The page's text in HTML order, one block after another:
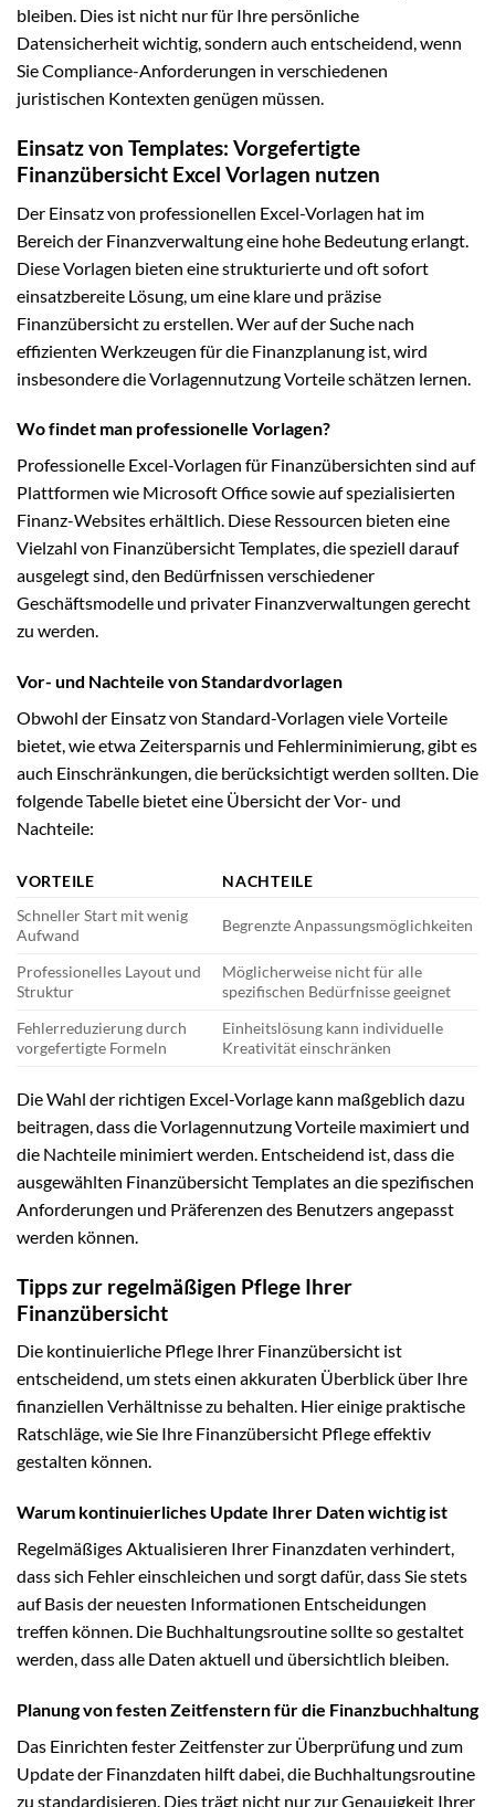
bleiben. Dies ist nicht nur für Ihre persönliche
Datensicherheit wichtig, sondern auch entscheidend, wenn
Sie Compliance-Anforderungen in verschiedenen
juristischen Kontexten genügen müssen.
Einsatz von Templates: Vorgefertigte
Finanzübersicht Excel Vorlagen nutzen
Der Einsatz von professionellen Excel-Vorlagen hat im
Bereich der Finanzverwaltung eine hohe Bedeutung erlangt.
Diese Vorlagen bieten eine strukturierte und oft sofort
einsatzbereite Lösung, um eine klare und präzise
Finanzübersicht zu erstellen. Wer auf der Suche nach
effizienten Werkzeugen für die Finanzplanung ist, wird
insbesondere die Vorlagennutzung Vorteile schätzen lernen.
Wo findet man professionelle Vorlagen?
Professionelle Excel-Vorlagen für Finanzübersichten sind auf
Plattformen wie Microsoft Office sowie auf spezialisierten
Finanz-Websites erhältlich. Diese Ressourcen bieten eine
Vielzahl von Finanzübersicht Templates, die speziell darauf
ausgelegt sind, den Bedürfnissen verschiedener
Geschäftsmodelle und privater Finanzverwaltungen gerecht
zu werden.
Vor- und Nachteile von Standardvorlagen
Obwohl der Einsatz von Standard-Vorlagen viele Vorteile
bietet, wie etwa Zeitersparnis und Fehlerminimierung, gibt es
auch Einschränkungen, die berücksichtigt werden sollten. Die
folgende Tabelle bietet eine Übersicht der Vor- und
Nachteile:
VORTEILE
NACHTEILE
Schneller Start mit wenig
Aufwand
Begrenzte Anpassungsmöglichkeiten
Professionelles Layout und
Struktur
Möglicherweise nicht für alle
spezifischen Bedürfnisse geeignet
Fehlerreduzierung durch
vorgefertigte Formeln
Einheitslösung kann individuelle
Kreativität einschränken
Die Wahl der richtigen Excel-Vorlage kann maßgeblich dazu
beitragen, dass die Vorlagennutzung Vorteile maximiert und
die Nachteile minimiert werden. Entscheidend ist, dass die
ausgewählten Finanzübersicht Templates an die spezifischen
Anforderungen und Präferenzen des Benutzers angepasst
werden können.
Tipps zur regelmäßigen Pflege Ihrer
Finanzübersicht
Die kontinuierliche Pflege Ihrer Finanzübersicht ist
entscheidend, um stets einen akkuraten Überblick über Ihre
finanziellen Verhältnisse zu behalten. Hier einige praktische
Ratschläge, wie Sie Ihre Finanzübersicht Pflege effektiv
gestalten können.
Warum kontinuierliches Update Ihrer Daten wichtig ist
Regelmäßiges Aktualisieren Ihrer Finanzdaten verhindert,
dass sich Fehler einschleichen und sorgt dafür, dass Sie stets
auf Basis der neuesten Informationen Entscheidungen
treffen können. Die Buchhaltungsroutine sollte so gestaltet
werden, dass alle Daten aktuell und übersichtlich bleiben.
Planung von festen Zeitfenstern für die Finanzbuchhaltung
Das Einrichten fester Zeitfenster zur Überprüfung und zum
Update der Finanzdaten hilft dabei, die Buchhaltungsroutine
zu standardisieren. Dies trägt nicht nur zur Genauigkeit Ihrer